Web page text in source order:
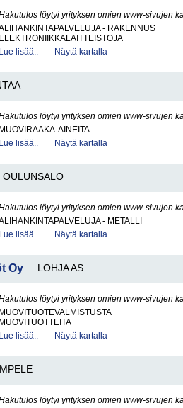
löytyi yrityksen omien www-sivujen
- RAKENNUS
ELEKTRONIIKKALAITTEISTOJA
Lue lisää..
Näytä kartalla
löytyi yrityksen omien www-sivujen
MUOVIRAAKA-AINEITA
Lue lisää..
Näytä kartalla
OULUNSALO
löytyi yrityksen omien www-sivujen
- METALLI
Lue lisää..
Näytä kartalla
Oy LOHJA AS
löytyi yrityksen omien www-sivujen
MUOVITUOTEVALMISTUSTA
MUOVITUOTTEITA
Lue lisää..
Näytä kartalla
löytyi yrityksen omien www-sivujen